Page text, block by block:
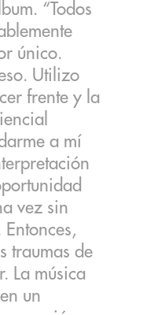
“Todos
único.
Utilizo
frente y la
a mí
vez sin
traumas de
La música
un